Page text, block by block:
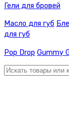
Гели для бровей
Масло для губ
для губ
Pop Drop Gummy